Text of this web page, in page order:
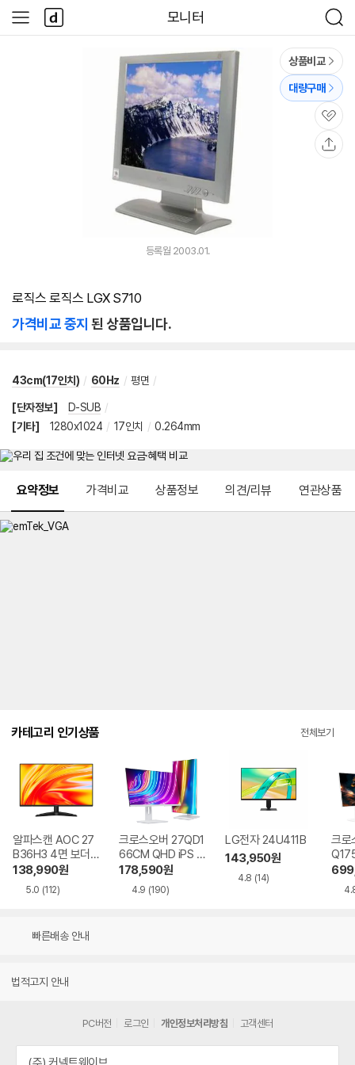
모니터
검
색
사
이
다
나
와
상품비교
대량구매
관
심
등록월 2003.01.
로직스 로직스 LGX S710
가격비교 중지 된 상품입니다.
43cm(17인치) / 60Hz / 평면 /
[단자정보] D-SUB /
[기타]
1280x1024 / 17인치 / 0.264mm
요약정보 가격비교 상품정보 의견/리뷰 연관상품
카테고리 인기상품 전체보기
알파스캔 AOC 27
B36H3 4면 보더리
스 IPS 120 시력보
호 무결점
138,990원
5.0 (112)
크로스오버 27QD1
66CM QHD iPS U
SB-C 화이트 Ai 멀
티스탠드
178,590원
4.9 (190)
LG전자 24U411B
143,950원
4.8 (14)
크로
Ai
빠른배송 안내
법적고지 안내
PC버전 로그인 개인정보처리방침 고객센터